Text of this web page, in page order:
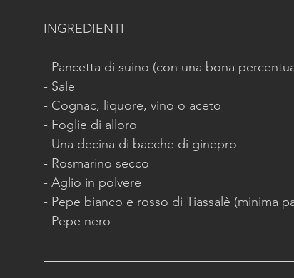
INGREDIENTI
- Pancetta di suino (con una bona
- Sale
- Cognac, liquore, vino o aceto
- Foglie di alloro
- Una decina di bacche di ginepro
- Rosmarino secco
- Aglio in polvere
- Pepe bianco e rosso di Tiassalè (minima
- Pepe nero